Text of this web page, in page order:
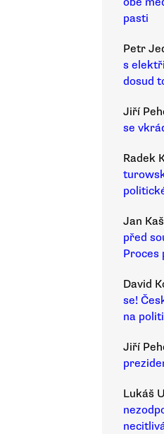
pasti
Petr
s
dosud
Jiří
se
Radek
Jan
před
Proces
David
se!
na
Jiří
Lukáš